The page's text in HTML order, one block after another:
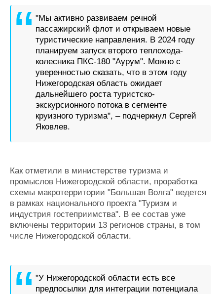
"Мы активно развиваем речной
пассажирский флот и открываем новые
туристические направления. В 2024 году
планируем запуск второго теплохода-
колесника ПКС-180 "Аурум". Можно с
уверенностью сказать, что в этом году
Нижегородская область ожидает
дальнейшего роста туристско-
экскурсионного потока в сегменте
круизного туризма", – подчеркнул Сергей
Яковлев.
Как отметили в министерстве туризма и
промыслов Нижегородской области, проработка
схемы макротерритории "Большая Волга" ведется
в рамках национального проекта "Туризм и
индустрия гостеприимства". В ее состав уже
включены территории 13 регионов страны, в том
числе Нижегородской области.
"У Нижегородской области есть все
предпосылки для интеграции потенциала